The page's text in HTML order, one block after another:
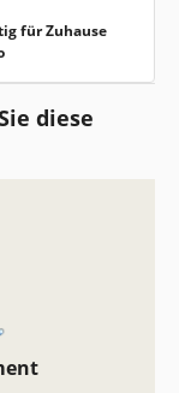
für Zuhause
diese